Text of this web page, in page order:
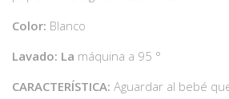
Color: Blanco
Lavado: La máquina a 95 °
CARACTERÍSTICA: Aguardar al bebé